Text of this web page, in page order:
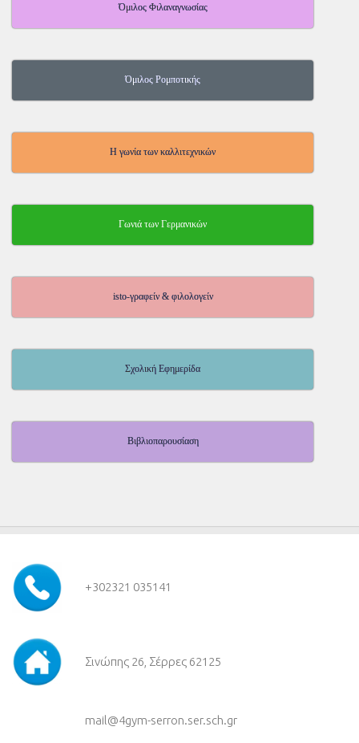
Όμιλος Φιλαναγνωσίας
Όμιλος Ρομποτικής
Η γωνία των καλλιτεχνικών
Γωνιά των Γερμανικών
isto-γραφείν & φιλολογείν
Σχολική Εφημερίδα
Βιβλιοπαρουσίαση
+302321 035141
Σινώπης 26, Σέρρες 62125
mail@4gym-serron.ser.sch.gr